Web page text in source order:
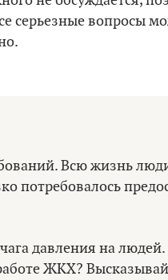
серьезные вопросы
Всю жизнь
потребовалось
давления на
ЖКХ?